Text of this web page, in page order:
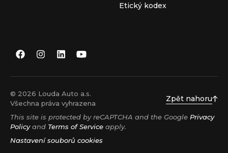
Etický kodex
© 2026 Louda Auto a.s.
Všechna práva vyhrazena
Zpět nahoru
This site is protected by reCAPTCHA and the Google Privacy
Policyand Terms of Service apply.
Nastavení souborů cookies